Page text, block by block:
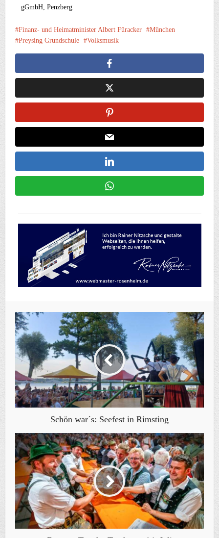
gGmbH, Penzberg
Finanz- und Heimatminister Albert Füracker
München
Preysing Grundschule
Volksmusik
Schön war´s: Seefest in Rimsting